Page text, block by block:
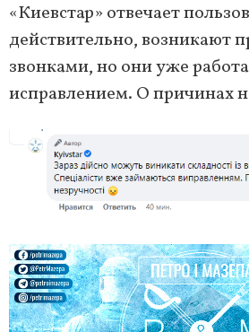
«Киевстар» отвечает
действительно, возникают
звонками, но они уже
исправлением. О причинах